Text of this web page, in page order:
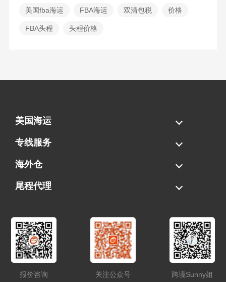
美国fba海运 ​FBA海运 双清包税 价格
FBA头程 头程价格
美国海运
海运拼柜
海运整柜
美国海卡
加拿大海运
专线服务
FBA专线直送
超大件专线
AWD专线
电池专线
海外仓
一件代发
FBA中转
贴标换标
拆柜/存储
尾程代理
报价咨询 关注公众号 跨境Sunny姐